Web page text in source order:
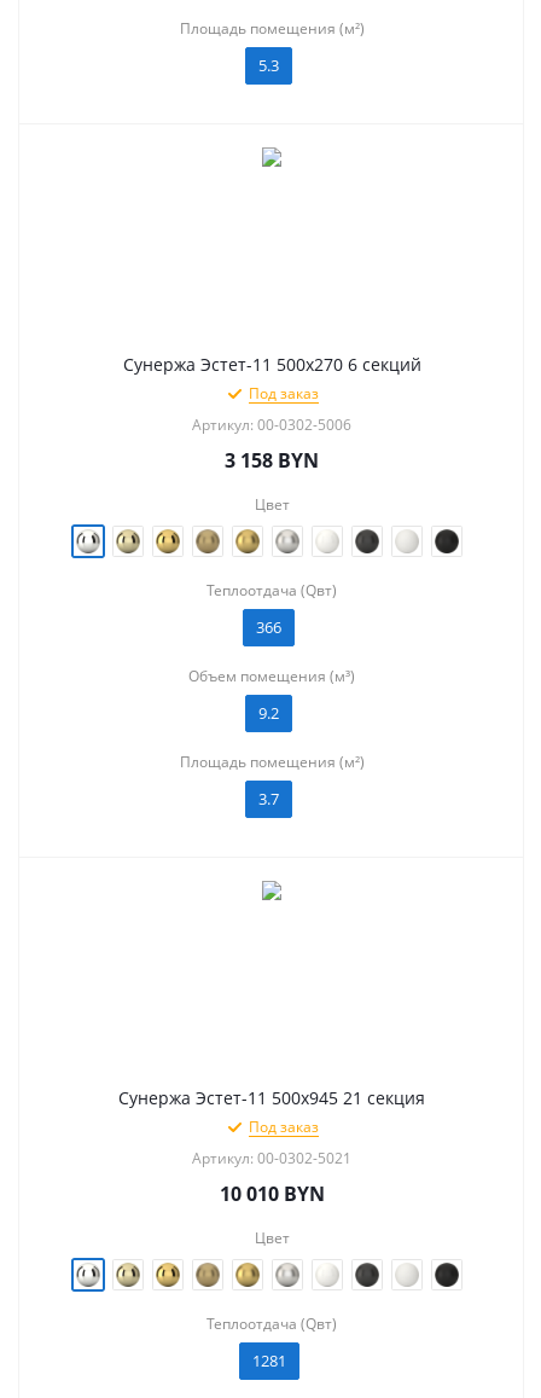
Площадь помещения (м²)
5.3
Сунержа Эстет-11 500х270 6 секций
Под заказ
Артикул: 00-0302-5006
3 158 BYN
Цвет
Теплоотдача (Qвт)
366
Объем помещения (м³)
9.2
Площадь помещения (м²)
3.7
Сунержа Эстет-11 500х945 21 секция
Под заказ
Артикул: 00-0302-5021
10 010BYN
Цвет
Теплоотдача (Qвт)
1281